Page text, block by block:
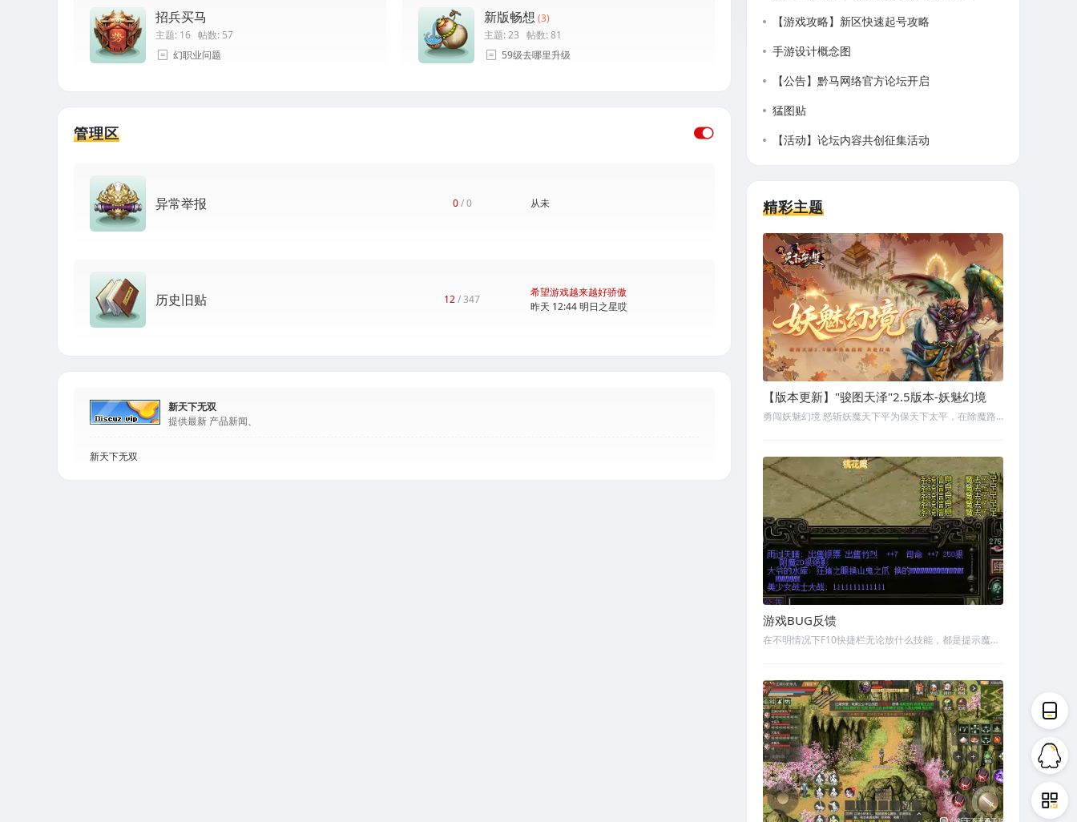
招兵买马
主题: 16 帖数: 57
幻职业问题
新版畅想 (3)
主题: 23 帖数: 81
59级去哪里升级
管理区
异常举报 0/ 0 从未
历史旧贴 12/ 347
希望游戏越来越好骄傲
昨天 12:44明日之星哎
新天下无双
提供最新 产品新闻、
新天下无双
【游戏攻略】新区快速起号攻略
手游设计概念图
【公告】黔马网络官方论坛开启
猛图贴
【活动】论坛内容共创征集活动
精彩主题
【版本更新】"骏图天泽"2.5版本-妖魅幻境
勇闯妖魅幻境 怒斩妖魔天下平为保天下太平，在除魔路上，神界勇士砥砺前行。从奋起保
游戏BUG反馈
在不明情况下F10快捷栏无论放什么技能，都是提示魔法不足，但是左边魔法值是满的，背